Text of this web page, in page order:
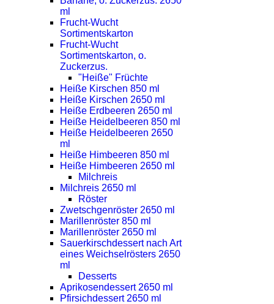
ml
Frucht-Wucht
Sortimentskarton
Frucht-Wucht
Sortimentskarton, o.
Zuckerzus.
"Heiße" Früchte
Heiße Kirschen 850 ml
Heiße Kirschen 2650 ml
Heiße Erdbeeren 2650 ml
Heiße Heidelbeeren 850 ml
Heiße Heidelbeeren 2650
ml
Heiße Himbeeren 850 ml
Heiße Himbeeren 2650 ml
Milchreis
Milchreis 2650 ml
Röster
Zwetschgenröster 2650 ml
Marillenröster 850 ml
Marillenröster 2650 ml
Sauerkirschdessert nach Art
eines Weichselrösters 2650
ml
Desserts
Aprikosendessert 2650 ml
Pfirsichdessert 2650 ml